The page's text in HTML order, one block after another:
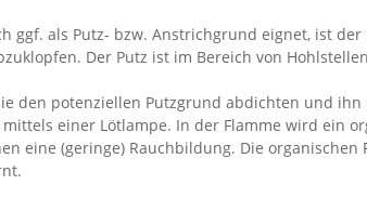
als Putz- bzw. Anstrichgrund eignet, ist
Der Putz ist im Bereich von
den potenziellen Putzgrund abdichten und
einer Lötlampe. In der Flamme wird
eine (geringe) Rauchbildung. Die